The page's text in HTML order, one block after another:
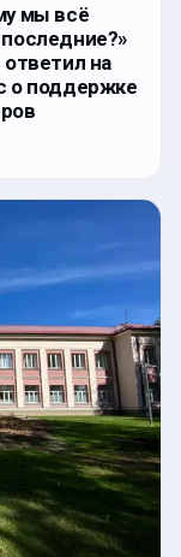
мы всё
ответил на
о поддержке